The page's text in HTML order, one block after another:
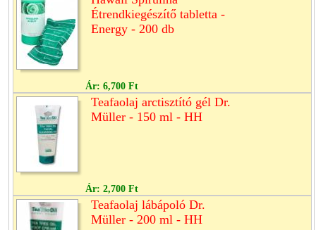
Étrendkiegészítő tabletta -
Energy - 200 db
Ár: 6,700 Ft
Teafaolaj arctisztító gél Dr.
Müller - 150 ml - HH
Ár: 2,700 Ft
Teafaolaj lábápoló Dr.
Müller - 200 ml - HH